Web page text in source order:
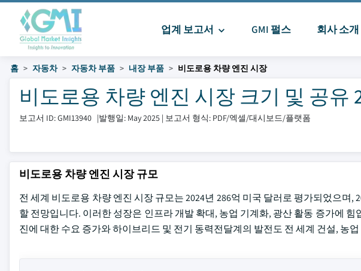
업계 보고서 GMI 펄스 회사 소개
홈 자동차 자동차 부품 내장 부품 비도로용 차량 엔진 시장
비도로용 차량 엔진 시장 크기 및 공유
보고서 ID: GMI13940 |발행일: May 2025 | 보고서 형식: PDF/엑셀/대시보드/플랫폼
비도로용 차량 엔진 시장 규모
전 세계 비도로용 차량 엔진 시장 규모는 2024년 286억 미국 달러로 평가되었으며,
할 전망입니다. 이러한 성장은 인프라 개발 확대, 농업 기계화, 광산 활동 증가에
진에 대한 수요 증가와 하이브리드 및 전기 동력전달계의 발전도 전 세계 건설, 농